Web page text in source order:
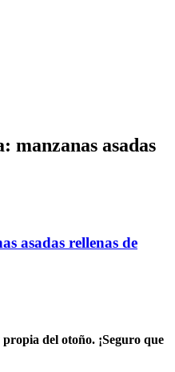
manzanas asadas
asadas rellenas de
del otoño. ¡Seguro que